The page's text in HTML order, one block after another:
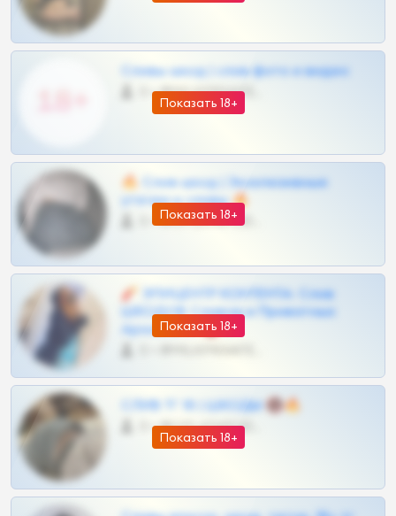
Показать 18+
Сливы шкод | слив фото и видео
0 •
Показать 18+
🔥 Слив шкод | Эксклюзивные
утечки и сливы 🔥
0 •
Показать 18+
🧨 ЭПИЦЕНТР КОНТЕНТА: Слив
ШКОДОВ Сливов и Приватных
Архивов ТГ 🔞💎
Показать 18+
СЛИВ ТГ 18 | ШКОДЫ 🔞🔥
0 •